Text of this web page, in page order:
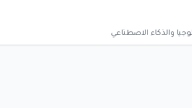
والذكاء الاصطناعي